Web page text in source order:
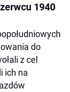
1940
do
z cel
ich na